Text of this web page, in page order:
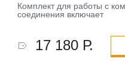
Комплект для работы с
соединения включает
17 180 Р.